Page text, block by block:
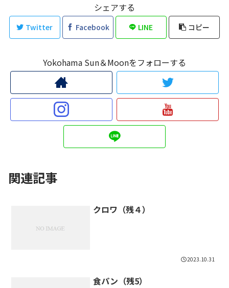
シェアする
Twitter Facebook LINE コピー
Yokohama Sun＆Moonをフォローする
関連記事
クロワ（残４）
2023.10.31
食パン（残5）